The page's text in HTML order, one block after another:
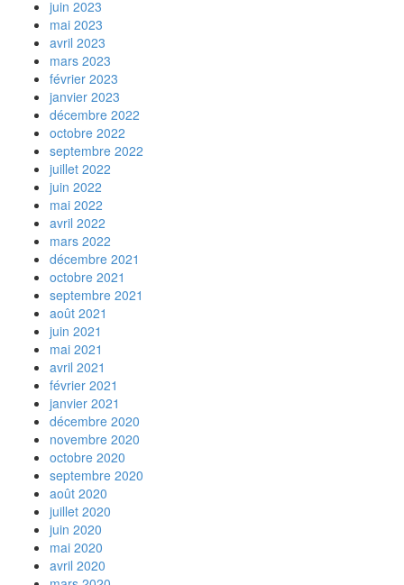
juin 2023
mai 2023
avril 2023
mars 2023
février 2023
janvier 2023
décembre 2022
octobre 2022
septembre 2022
juillet 2022
juin 2022
mai 2022
avril 2022
mars 2022
décembre 2021
octobre 2021
septembre 2021
août 2021
juin 2021
mai 2021
avril 2021
février 2021
janvier 2021
décembre 2020
novembre 2020
octobre 2020
septembre 2020
août 2020
juillet 2020
juin 2020
mai 2020
avril 2020